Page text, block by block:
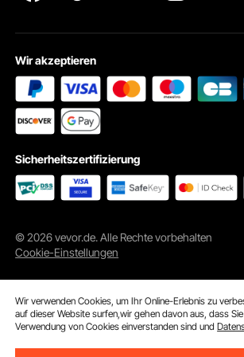
Dieser Lasergravierer mit Luftunterstützung
Wir akzeptieren
Sicherheitszertifizierung
© 2026 vevor.de. Alle Rechte vorbehalten
Cookie-Einstellungen
Wir verwenden Cookies, um Ihr Online-Erlebnis zu
auf dieser Website surfen,wir gehen davon aus, dass
Verwendung von Cookies einverstanden sind und